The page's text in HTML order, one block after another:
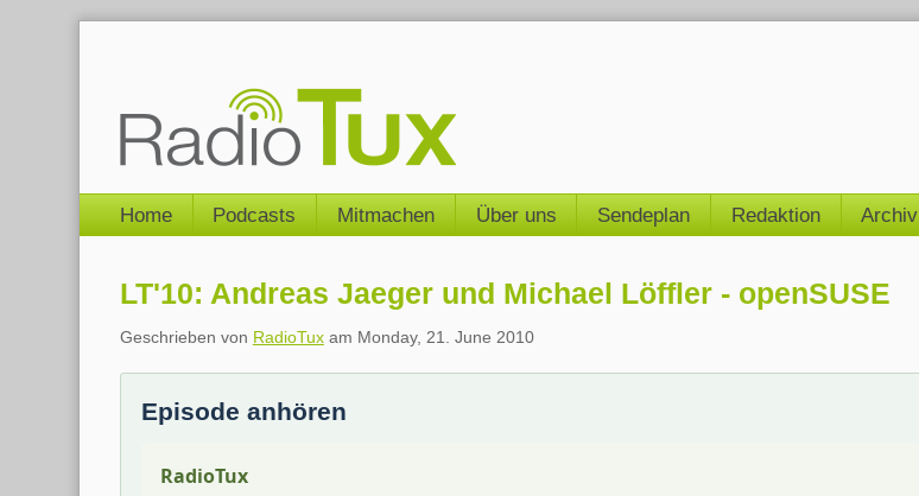
Navigation
Home Podcasts Mitmachen Über uns Sendeplan Redaktion Archiv
LT'10: Andreas Jaeger und Michael Löffler - openSUSE
Geschrieben von RadioTuxam Monday, 21. June 2010
Episode anhören